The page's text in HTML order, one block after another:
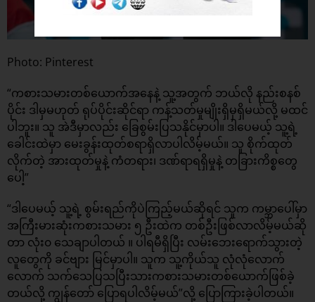
Photo: Pinterest
“ကစားသမားတစ်ယောက်အနေနဲ့ သူ့အတွက် ဘယ်လို နည်းစနစ်
ပိုင်း ဒါမှမဟုတ် ရုပ်ပိုင်းဆိုင်ရာ ကန့်သတ်မှုမျိုးရှိမှရှိမယ်လို့ မထင်
ပါဘူး။ သူ အဲဒီမှာလည်း ခြေစွမ်းပြသနိုင်မှာပါ။ ဒါပေမယ့် သူ့ရဲ့
ခေါင်းထဲမှာ မေးခွန်းထုတ်စရာရှိလာပါလိမ့်မယ်။ သူ စိုက်ထုတ်
လိုက်တဲ့ အားထုတ်မှုနဲ့ ကံတရား၊ ဒဏ်ရာရရှိမှုနဲ့ တခြားကိစ္စတွေ
ပေါ့”
“ဒါပေမယ့် သူ့ရဲ့ စွမ်းရည်ကိုပဲကြည့်မယ်ဆိုရင် သူက ကမ္ဘာပေါ်မှာ
အကြီးမားဆုံးကစားသမား ၅ ဦးထဲက တစ်ဦးဖြစ်လာလိမ့်မယ်ဆို
တာ လုံး၀ သေချာပါတယ် ။ ပါရမီရှိပြီး လမ်းဘေးရောက်သွားတဲ့
လူတွေကို ခင်ဗျား မြင်မှာပါ။ သူက သူ့ကိုယ်သူ လုံလုံလောက်
လောက် သက်သေပြသပြီးသားကစားသမားတစ်ယောက်ဖြစ်ခဲ့
တယ်လို့ ကျွန်တော် ပြောရပါလိမ့်မယ်”လို့ ပြောကြားခဲ့ပါတယ်။